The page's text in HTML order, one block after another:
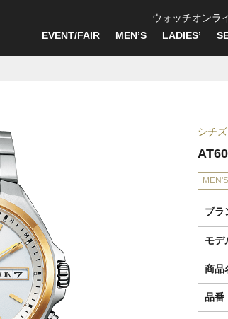
ウォッチオンラ
EVENT/FAIR
MEN’S LADIES’
シチ
MEN'S
ブラ
モデ
商品
品番